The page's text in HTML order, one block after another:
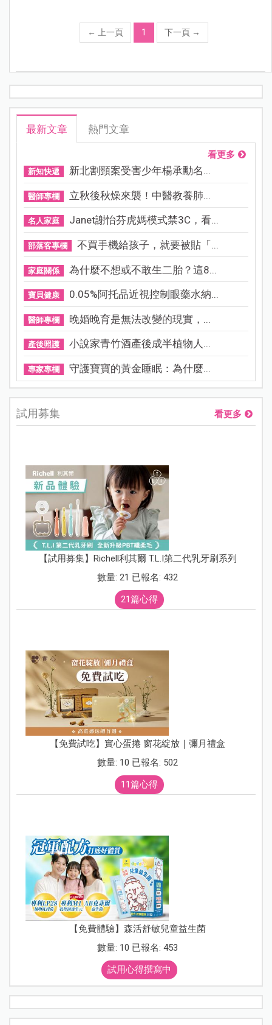
← 上一頁 1 下一頁 →
最新文章 熱門文章
看更多
新知快遞 新北割頸案受害少年楊承勳名...
醫師專欄 立秋後秋燥來襲！中醫教養肺...
名人家庭 Janet謝怡芬虎媽模式禁3C，看...
部落客專欄 不買手機給孩子，就要被貼「...
家庭關係 為什麼不想或不敢生二胎？這8...
寶貝健康 0.05%阿托品近視控制眼藥水納...
醫師專欄 晚婚晚育是無法改變的現實，...
產後照護 小說家青竹酒產後成半植物人...
專家專欄 守護寶寶的黃金睡眠：為什麼...
試用募集 看更多
【試用募集】Richell利其爾 T.L.I第二代乳牙刷系列
數量: 21 已報名: 432
21篇心得
【免費試吃】實心蛋捲 窗花綻放｜彌月禮盒
數量: 10 已報名: 502
11篇心得
【免費體驗】森活舒敏兒童益生菌
數量: 10 已報名: 453
試用心得撰寫中